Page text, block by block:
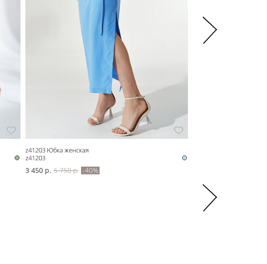
z41203 Юбка женская
z41203
3 450 р. 5 750 р. -40%